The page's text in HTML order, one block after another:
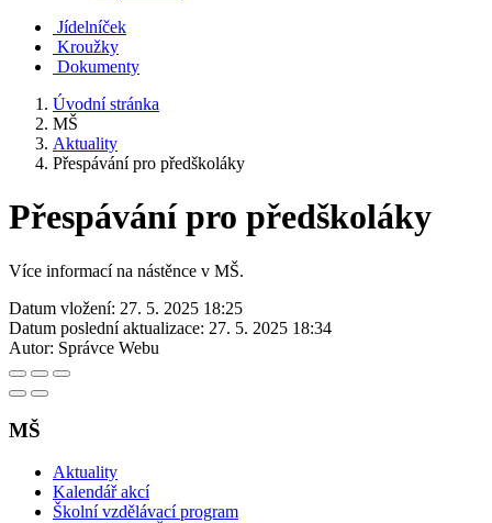
Jídelníček
Kroužky
Dokumenty
Úvodní stránka
MŠ
Aktuality
Přespávání pro předškoláky
Přespávání pro předškoláky
Více informací na nástěnce v MŠ.
Datum vložení: 27. 5. 2025 18:25
Datum poslední aktualizace: 27. 5. 2025 18:34
Autor: Správce Webu
MŠ
Aktuality
Kalendář akcí
Školní vzdělávací program